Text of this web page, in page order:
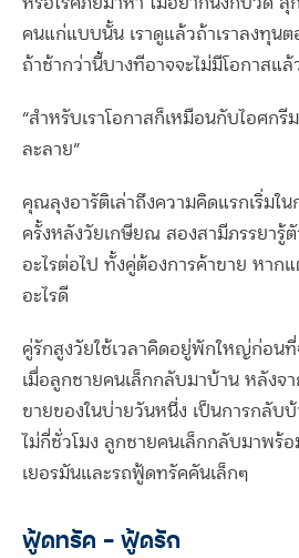
หรือโรคภัยมาหา ไม่อยากนั่งก็ปวด ลุ
คนแก่แบบนั้น เราดูแล้วถ้าเราลงทุน
ถ้าช้ากว่านี้บางทีอาจจะไม่มีโอกาสแล้
“สำหรับเราโอกาสก็เหมือนกับไอศกรี
ละลาย”
คุณลุงอารัติเล่าถึงความคิดแรกเริ่มใ
ครั้งหลังวัยเกษียณ สองสามีภรรยารู้ตั
อะไรต่อไป ทั้งคู่ต้องการค้าขาย หาก
อะไรดี
คู่รักสูงวัยใช้เวลาคิดอยู่พักใหญ่ก่อนที่
เมื่อลูกชายคนเล็กกลับมาบ้าน หลังจ
ขายของในบ่ายวันหนึ่ง เป็นการกลับ
ไม่กี่ชั่วโมง ลูกชายคนเล็กกลับมาพร้
เยอรมันและรถฟู้ดทรัคคันเล็กๆ
ฟู้ดทรัค – ฟู้ดรัก